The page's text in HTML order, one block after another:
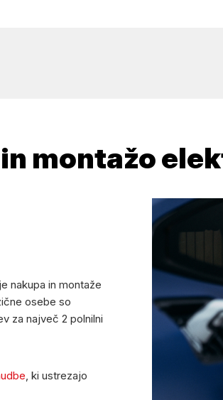
montažo
nakupa in montaže
osebe so
za največ 2 polnilni
, ki ustrezajo